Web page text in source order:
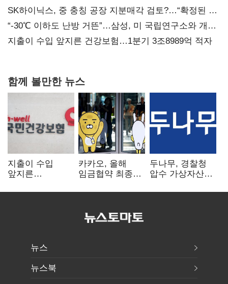
SK하이닉스, 중 충칭 공장 지분매각 검토?…“확정된 바
없어”
“-30℃ 이하도 난방 거뜬”…삼성, 미 국립연구소와 개발
협력
지출이 수입 앞지른 건강보험…1분기 3조8989억 적자
함께 볼만한 뉴스
지출이 수입
앞지른
3조8989억 적자
카카오, 올해
임금협약 최종
인상·격려금
두나무, 경찰청
압수 가상자산
커스터디 사업
뉴스
뉴스북